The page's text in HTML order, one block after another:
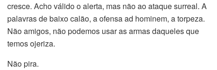
cresce. Acho válido o alerta, mas não ao ataque surreal. A
palavras de baixo calão, a ofensa ad hominem, a torpeza.
Não amigos, não podemos usar as armas daqueles que
temos ojeriza.
Não pira.